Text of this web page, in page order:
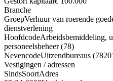
Branche
GroepVerhuur van roerende
dienstverlening
HoofdcodeArbeidsbemiddeling,
personeelsbeheer (78)
NevencodeUitzendbureaus
Vestigingen / adressen
SindsSoortAdres